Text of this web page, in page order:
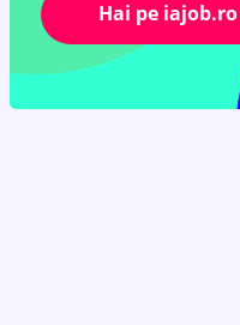
Hai pe iajob.ro